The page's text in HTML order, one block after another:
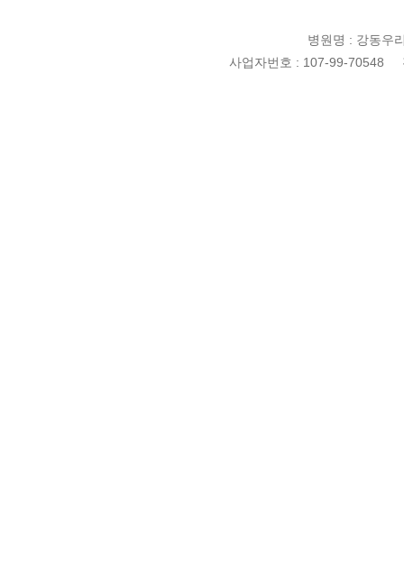
병원명 : 강동
사업자번호 : 107-99-70548